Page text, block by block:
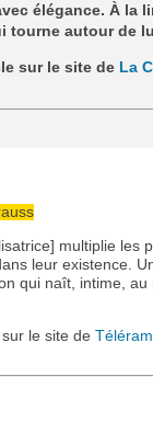
élégance. À la
tourne autour de
sur le site de La
multiplie les
leur existence.
qui naît, intime,
sur le site de